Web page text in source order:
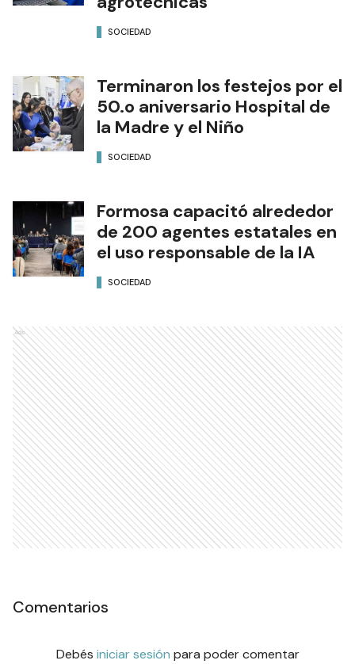
SOCIEDAD
Terminaron los festejos por el
50.o aniversario Hospital de
la Madre y el Niño
SOCIEDAD
Formosa capacitó alrededor
de 200 agentes estatales en
el uso responsable de la IA
SOCIEDAD
Ads
Comentarios
Debés iniciar sesión para poder comentar